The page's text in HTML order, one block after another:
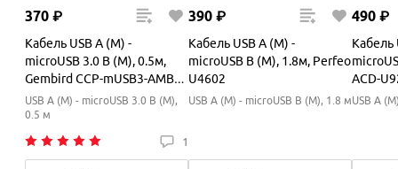
370 ₽
Кабель USB A (M) -
microUSB 3.0 B (M), 0.5м,
Gembird CCP-mUSB3-AMBM-
0.5M
USB A (M) - microUSB 3.0 B (M),
0.5 м
1
390 ₽
Кабель USB A (M) -
microUSB B (M), 1.8м, Perfeo
U4602
USB A (M) - microUSB B (M), 1.8 м
490 ₽
Кабель
ACD-
USB A